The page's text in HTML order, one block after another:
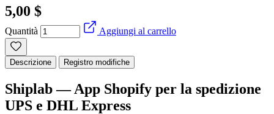
5,00 $
Quantità Aggiungi al carrello
Descrizione Registro modifiche
Shiplab — App Shopify per la spedizione
UPS e DHL Express